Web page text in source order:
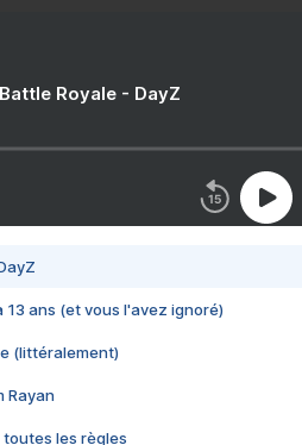
Royale - DayZ
13 ans (et vous l'avez ignoré)
(littéralement)
Rayan
toutes les règles